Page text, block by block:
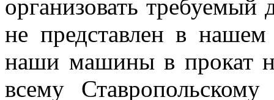
организовать требуемый
не представлен в
наши машины в прокат
всему